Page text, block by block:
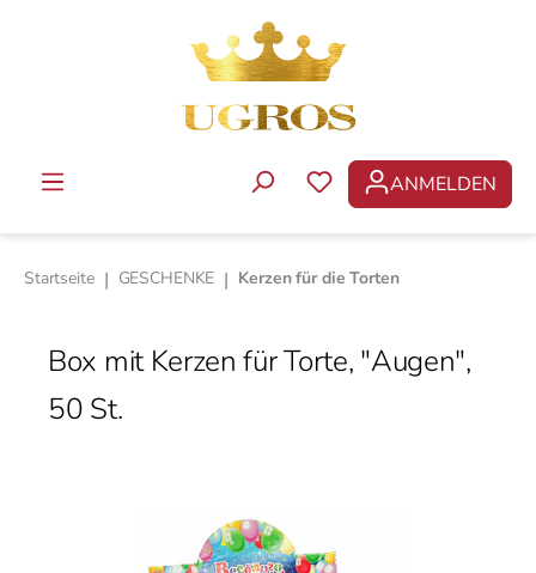
DU HAST 0
ANMELDEN
Startseite | GESCHENKE | Kerzen für die Torten
Box mit Kerzen für Torte, "Augen",
50 St.